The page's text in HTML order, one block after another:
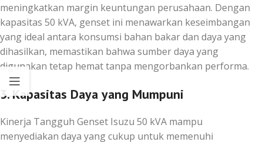
meningkatkan margin keuntungan perusahaan. Dengan
kapasitas 50 kVA, genset ini menawarkan keseimbangan
yang ideal antara konsumsi bahan bakar dan daya yang
dihasilkan, memastikan bahwa sumber daya yang
digunakan tetap hemat tanpa mengorbankan performa.
3. Kapasitas Daya yang Mumpuni
Kinerja Tangguh Genset Isuzu 50 kVA mampu
menyediakan daya yang cukup untuk memenuhi